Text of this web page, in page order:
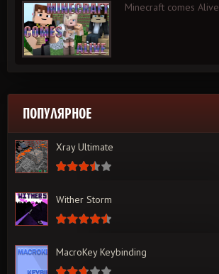
Minecraft comes Alive
ПОПУЛЯРНОЕ
Xray Ultimate
Wither Storm
MacroKey Keybinding